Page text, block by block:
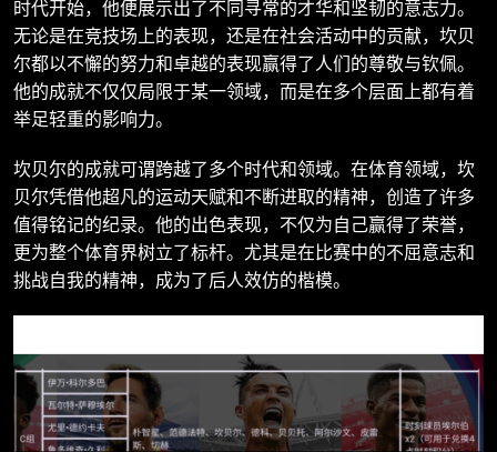
时代开始，他便展示出了不同寻常的才华和坚韧的意志力。
无论是在竞技场上的表现，还是在社会活动中的贡献，坎贝
尔都以不懈的努力和卓越的表现赢得了人们的尊敬与钦佩。
他的成就不仅仅局限于某一领域，而是在多个层面上都有着
举足轻重的影响力。
坎贝尔的成就可谓跨越了多个时代和领域。在体育领域，坎
贝尔凭借他超凡的运动天赋和不断进取的精神，创造了许多
值得铭记的纪录。他的出色表现，不仅为自己赢得了荣誉，
更为整个体育界树立了标杆。尤其是在比赛中的不屈意志和
挑战自我的精神，成为了后人效仿的楷模。